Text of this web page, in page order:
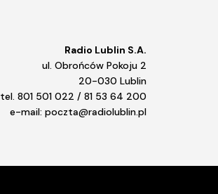
Radio Lublin S.A.
ul. Obrońców Pokoju 2
20-030 Lublin
tel. 801 501 022 / 81 53 64 200
e-mail: poczta@radiolublin.pl